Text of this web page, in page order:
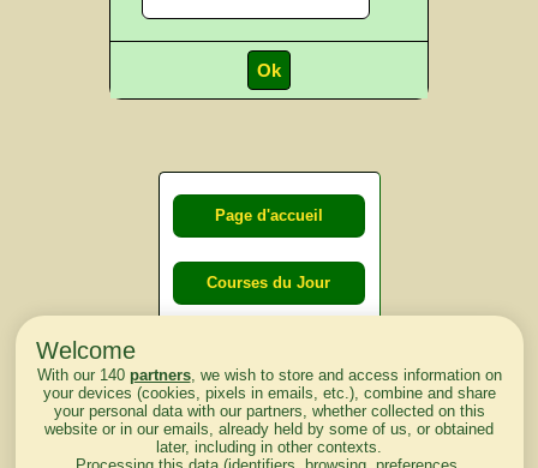
Page d'accueil
Courses du Jour
lendemain
Courses
Welcome
With our 140 partners, we wish to store and access information on
your devices (cookies, pixels in emails, etc.), combine and share
your personal data with our partners, whether collected on this
website or in our emails, already held by some of us, or obtained
later, including in other contexts.
Processing this data (identifiers, browsing, preferences,